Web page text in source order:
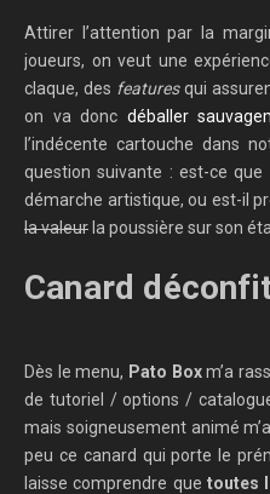
Attirer l’attention par la
joueurs, on veut une
claque, des featuresqui
on va donc déballer
l’indécente cartouche dans
question suivante : est-ce que
démarche artistique, ou est-il
la valeurla poussière sur son
Canard
Dès le menu, Pato Boxm’a
de tutoriel / options /
mais soigneusement animé
peu ce canard qui porte le
laisse comprendre que toutes